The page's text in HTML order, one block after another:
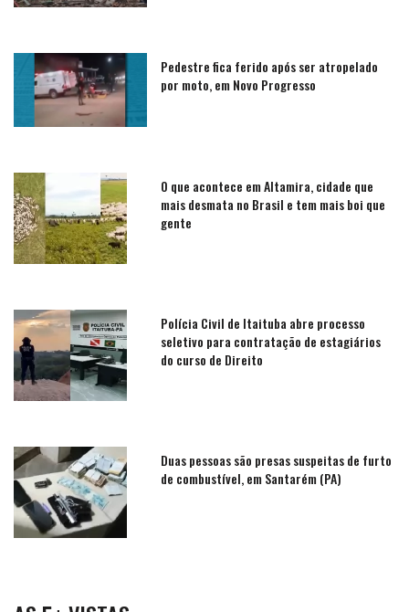
Pedestre fica ferido após ser atropelado
por moto, em Novo Progresso
O que acontece em Altamira, cidade que
mais desmata no Brasil e tem mais boi que
gente
Polícia Civil de Itaituba abre processo
seletivo para contratação de estagiários
do curso de Direito
Duas pessoas são presas suspeitas de furto
de combustível, em Santarém (PA)